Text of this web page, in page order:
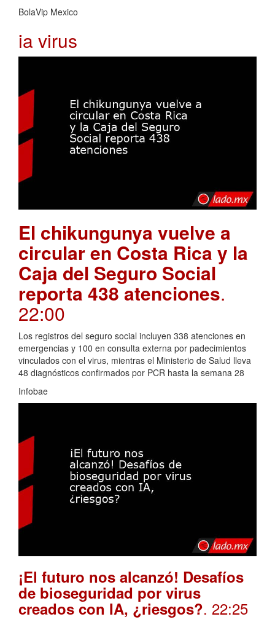
BolaVip Mexico
ia virus
El chikungunya vuelve a
circular en Costa Rica y la
Caja del Seguro Social
reporta 438 atenciones.
22:00
Los registros del seguro social incluyen 338 atenciones en
emergencias y 100 en consulta externa por padecimientos
vinculados con el virus, mientras el Ministerio de Salud lleva
48 diagnósticos confirmados por PCR hasta la semana 28
Infobae
¡El futuro nos alcanzó! Desafíos
de bioseguridad por virus
creados con IA, ¿riesgos?. 22:25